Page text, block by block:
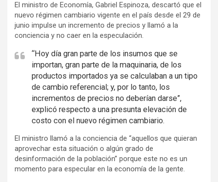
El ministro de Economía, Gabriel Espinoza, descartó que el
nuevo régimen cambiario vigente en el país desde el 29 de
junio impulse un incremento de precios y llamó a la
conciencia y no caer en la especulación.
“Hoy día gran parte de los insumos que se
importan, gran parte de la maquinaria, de los
productos importados ya se calculaban a un tipo
de cambio referencial; y, por lo tanto, los
incrementos de precios no deberían darse”,
explicó respecto a una presunta elevación de
costo con el nuevo régimen cambiario.
El ministro llamó a la conciencia de “aquellos que quieran
aprovechar esta situación o algún grado de
desinformación de la población” porque este no es un
momento para especular en la economía de la gente.